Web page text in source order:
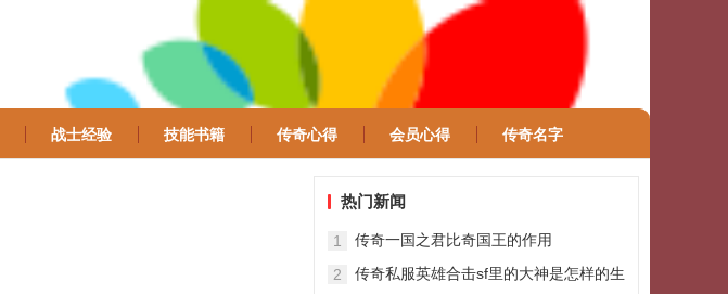
战士经验 技能书籍 传奇心得 会员心得 传奇名字
热门新闻
1
传奇一国之君比奇国王的作用
2
传奇私服英雄合击sf里的大神是怎样的生